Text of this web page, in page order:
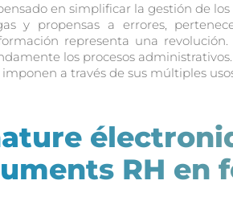
en simplificar la gestión de
y propensas a errores,
representa una
los procesos
imponen a través de sus múltiples
RH en